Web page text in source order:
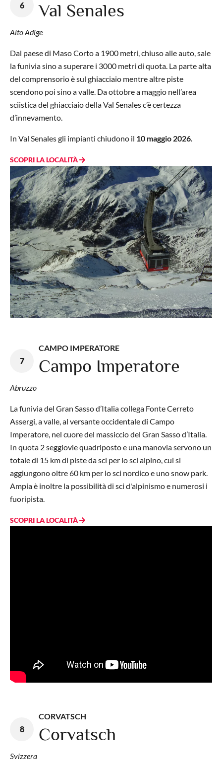
6 Val Senales
Alto Adige
Dal paese di Maso Corto a 1900 metri, chiuso alle auto, sale
la funivia sino a superare i 3000 metri di quota. La parte alta
del comprensorio è sul ghiacciaio mentre altre piste
scendono poi sino a valle. Da ottobre a maggio nell’area
sciistica del ghiacciaio della Val Senales c’è certezza
d’innevamento.
In Val Senales gli impianti chiudono il 10 maggio 2026.
SCOPRI LA LOCALITÀ
7
CAMPO IMPERATORE
Campo Imperatore
Abruzzo
La funivia del Gran Sasso d’Italia collega Fonte Cerreto
Assergi, a valle, al versante occidentale di Campo
Imperatore, nel cuore del massiccio del Gran Sasso d’Italia.
In quota 2 seggiovie quadriposto e una manovia servono un
totale di 15 km di piste da sci per lo sci alpino, cui si
aggiungono oltre 60 km per lo sci nordico e uno snow park.
Ampia è inoltre la possibilità di sci d'alpinismo e numerosi i
fuoripista.
SCOPRI LA LOCALITÀ
8
CORVATSCH
Corvatsch
Svizzera